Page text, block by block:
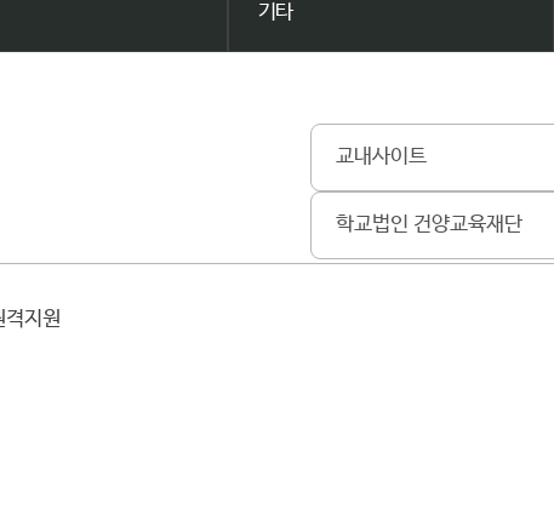
기타
교내사이트
학교법인 건양교육재단
원격지원